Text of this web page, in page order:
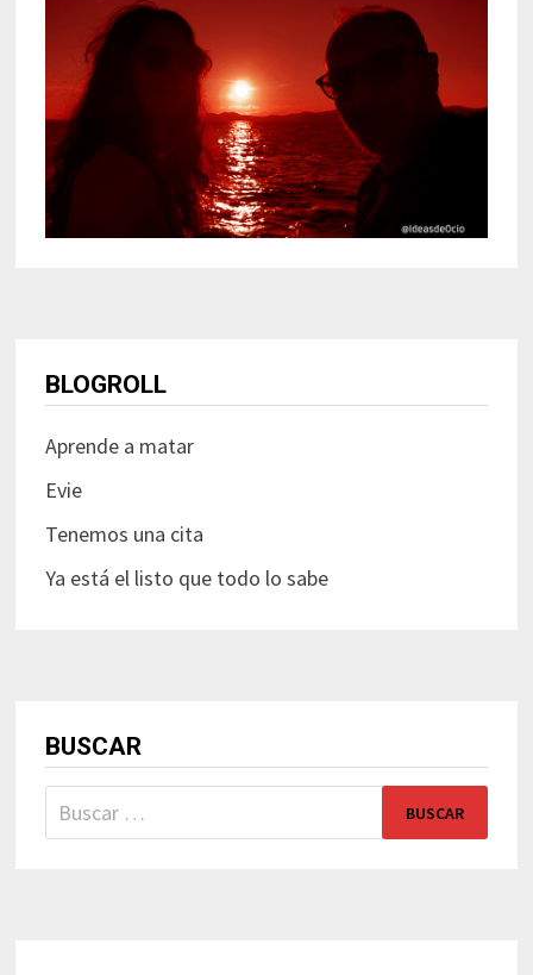
BLOGROLL
Aprende a matar
Evie
Tenemos una cita
Ya está el listo que todo lo sabe
BUSCAR
Buscar: